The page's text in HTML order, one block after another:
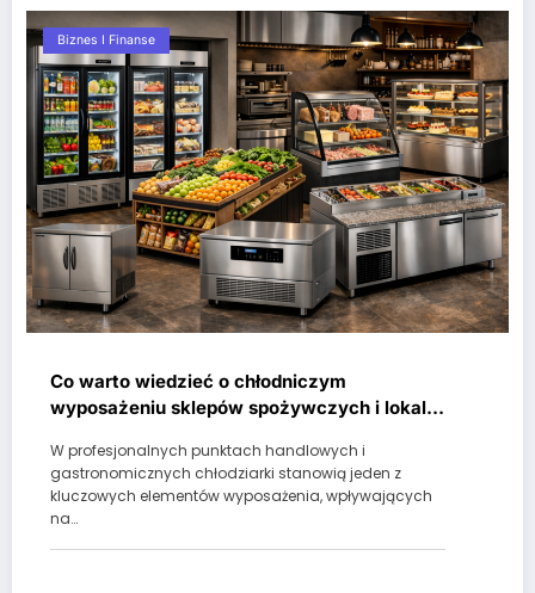
Biznes I Finanse
Co warto wiedzieć o chłodniczym
wyposażeniu sklepów spożywczych i lokali
W profesjonalnych punktach handlowych i
gastronomicznych chłodziarki stanowią jeden z
kluczowych elementów wyposażenia, wpływających
na…